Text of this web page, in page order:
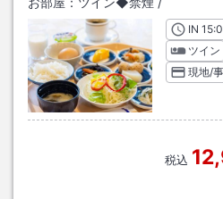
INチ
ツイン
現地/
税込